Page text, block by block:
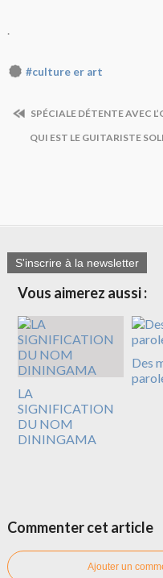
.
#culture er art
SPÉCIALE DÉTENTE AVEC
QUI EST LE GUITARISTE
S'inscrire à la newsletter
Vous aimerez aussi :
LA
SIGNIFICATION
DU NOM
DININGAMA
Des
Commenter cet article
Ajouter un